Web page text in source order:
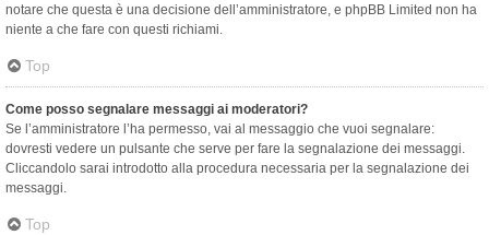
notare che questa è una decisione dell’amministratore, e phpBB Limited non ha
niente a che fare con questi richiami.
Top
Come posso segnalare messaggi ai moderatori?
Se l’amministratore l’ha permesso, vai al messaggio che vuoi segnalare:
dovresti vedere un pulsante che serve per fare la segnalazione dei messaggi.
Cliccandolo sarai introdotto alla procedura necessaria per la segnalazione dei
messaggi.
Top